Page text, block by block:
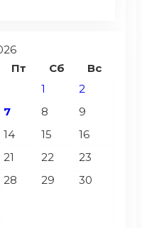
Пт Сб Вс
1
2
7 8
9
14 15
16
21 22
23
28 29
30